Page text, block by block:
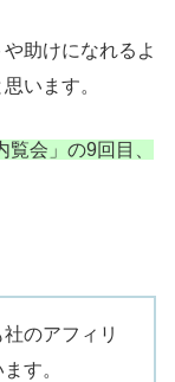
助けになれるよ
います。
会」の9回目、
のアフィリ
す。